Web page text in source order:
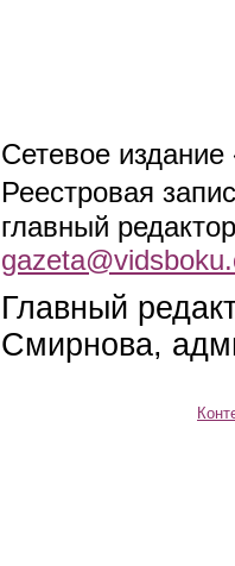
Сетевое
Реестровая
главный
Главный
Смирнова,